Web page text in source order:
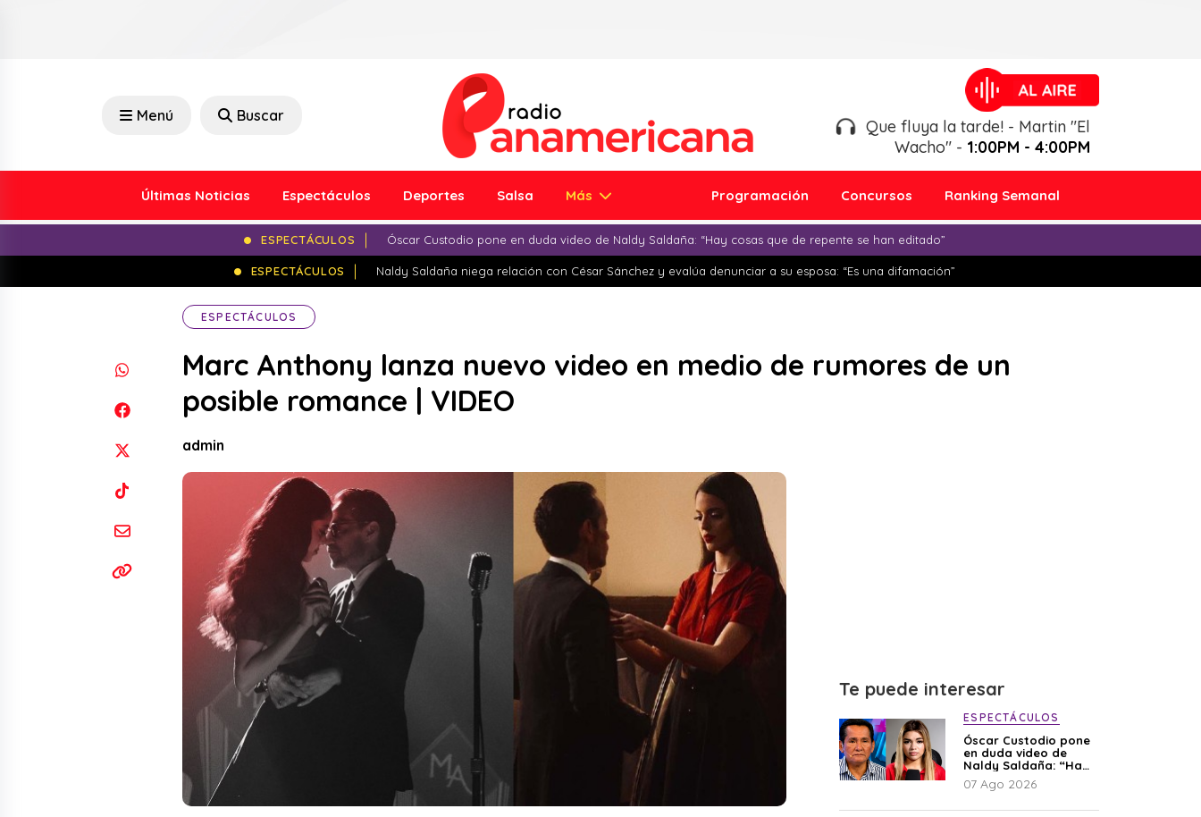
Menú Buscar
Que fluya la tarde! - Martin "El
Wacho" - 1:00PM - 4:00PM
Últimas Noticias Espectáculos Deportes Salsa Más Programación Concursos Ranking Semanal
ESPECTÁCULOS Óscar Custodio pone en duda video de Naldy Saldaña: “Hay cosas que de repente se han editado”
ESPECTÁCULOS Naldy Saldaña niega relación con César Sánchez y evalúa denunciar a su esposa: “Es una difamación”
ESPECTÁCULOS
Marc Anthony lanza nuevo video en medio de rumores de un
posible romance | VIDEO
admin
Te puede interesar
ESPECTÁCULOS
Óscar Custodio pone
en duda video de
Naldy Saldaña: “Hay
cosas que de repente
se han editado”
07 Ago 2026